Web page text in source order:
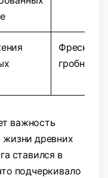
Фрески в
гробницах
важность
жизни древних
ставился в
подчеркивало